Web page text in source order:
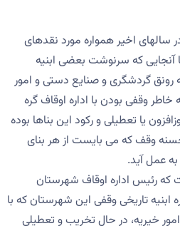
سالهای اخیر همواره مورد نقدهای
که سرنوشت بعضی ابنیه
رونق گردشگری و صنایع دستی و امور
وقفی بودن با اداره اوقاف گره
یا تعطیلی و رکود این بناها بوده
وقف که می بایست از هر بنای
عمل آید.
که رئیس اداره اوقاف شهرستان
ابنیه تاریخی وقفی این شهرستان که با
خیریه، در حال تخریب و تعطیلی